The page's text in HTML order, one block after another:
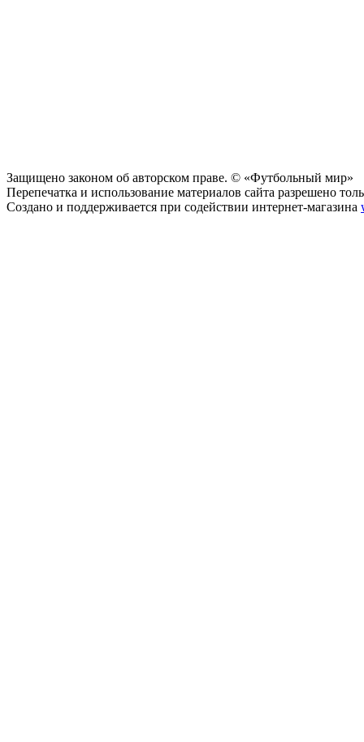
Защищено законом об авторском праве. © «Футбольный мир»
Перепечатка и использование материалов сайта разрешено
Создано и поддерживается при содействии интернет-магазина